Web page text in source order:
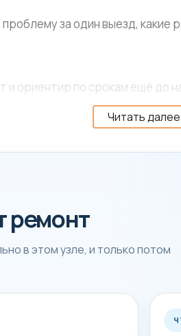
за один выезд,
и ориентир по срокам ещё до
засоров и другие типовые
под нагрузкой или на
стоимость
элементов и наличие
на месте.
Читать далее
ремонт
в этом узле, и только потом